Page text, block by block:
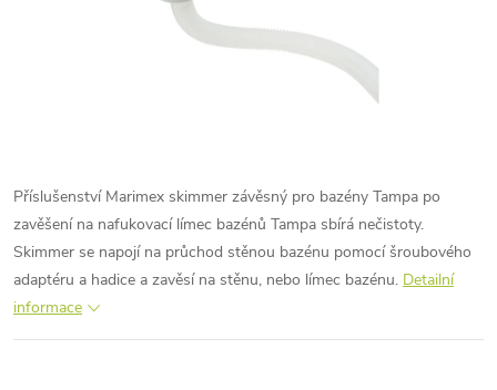
Příslušenství Marimex skimmer závěsný pro bazény Tampa po
zavěšení na nafukovací límec bazénů Tampa sbírá nečistoty.
Skimmer se napojí na průchod stěnou bazénu pomocí šroubového
adaptéru a hadice a zavěsí na stěnu, nebo límec bazénu. Detailní
informace